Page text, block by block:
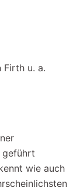
Firth u. a.
geführt
wie auch